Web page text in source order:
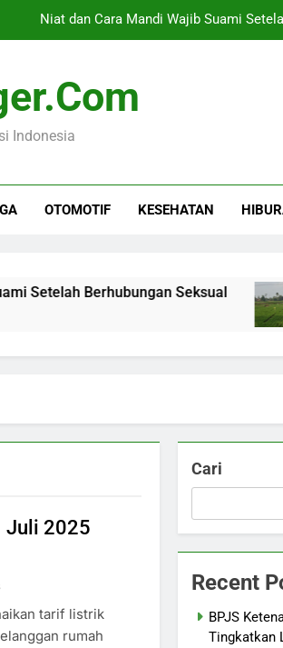
Niat dan Cara Mandi Wajib Suami
Investasi NTB Mencapai Rp33,73
BPJS Ketenagakerjaan Kerja Sama dengan
Ekonomi Lampung Diprediksi
Indonesia
OTOMOTIF KESEHATAN
Berhubungan Seksual
Juli 2025
tarif listrik
rumah
Cari
Recent
BPJS
Tingkatkan